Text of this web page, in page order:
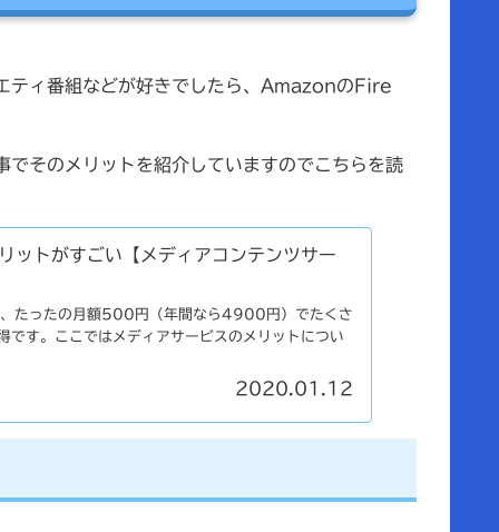
ティ番組などが好きでしたら、AmazonのFire
そのメリットを紹介していますのでこちらを読
ットがすごい【メディアコンテンツサー
たったの月額500円（年間なら4900円）でたくさ
です。ここではメディアサービスのメリットについ
2020.01.12